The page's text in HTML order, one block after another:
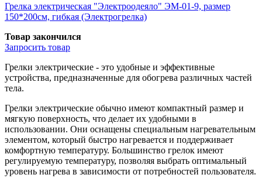
Грелка электрическая "Электроодеяло" ЭМ-01-9, размер
150*200см, гибкая (Электрогрелка)
Товар закончился
Запросить товар
Грелки электрические - это удобные и эффективные
устройства, предназначенные для обогрева различных частей
тела.
Грелки электрические обычно имеют компактный размер и
мягкую поверхность, что делает их удобными в
использовании. Они оснащены специальным нагревательным
элементом, который быстро нагревается и поддерживает
комфортную температуру. Большинство грелок имеют
регулируемую температуру, позволяя выбрать оптимальный
уровень нагрева в зависимости от потребностей пользователя.